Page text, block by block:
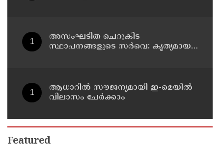
അസംഘടിത ചെറുകിട
സ്ഥാപനങ്ങളുടെ സർവെ: കൃത്യമായ
ആധാറിൽ സൗജന്യമായി ഇ-മെയിൽ
വിലാസം ചേർക്കാം
Featured